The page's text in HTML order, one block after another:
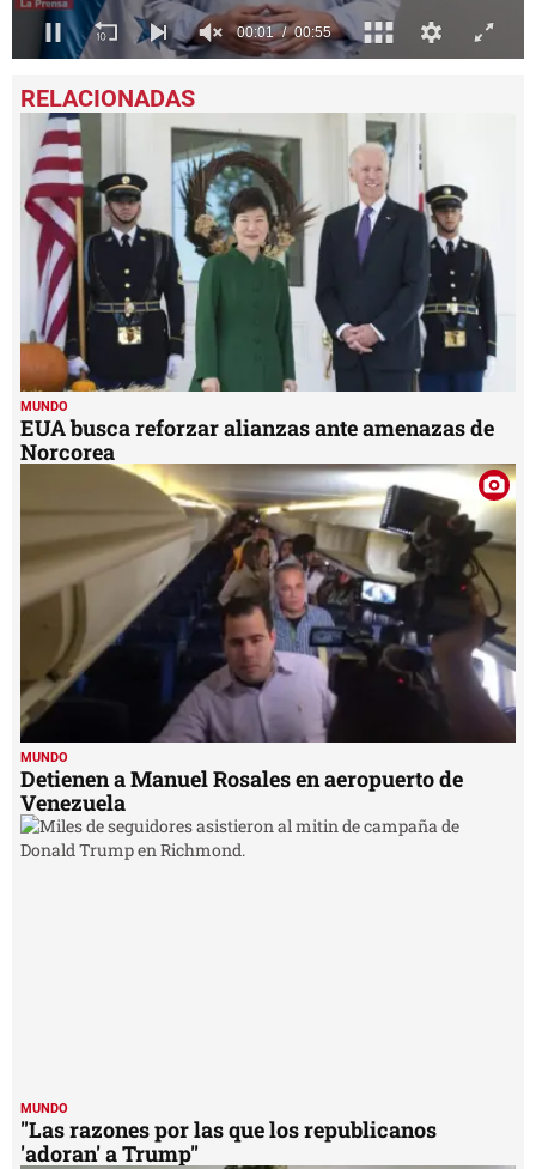
seconds
of
seconds
MUNDO
EUA busca reforzar alianzas ante amenazas de
Norcorea
MUNDO
Detienen a Manuel Rosales en aeropuerto de
Venezuela
MUNDO
"Las razones por las que los republicanos
'adoran' a Trump"